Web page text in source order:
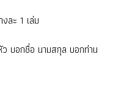
ละ 1 เล่ม
บอกชื่อ นามสกุล บอกท่าน